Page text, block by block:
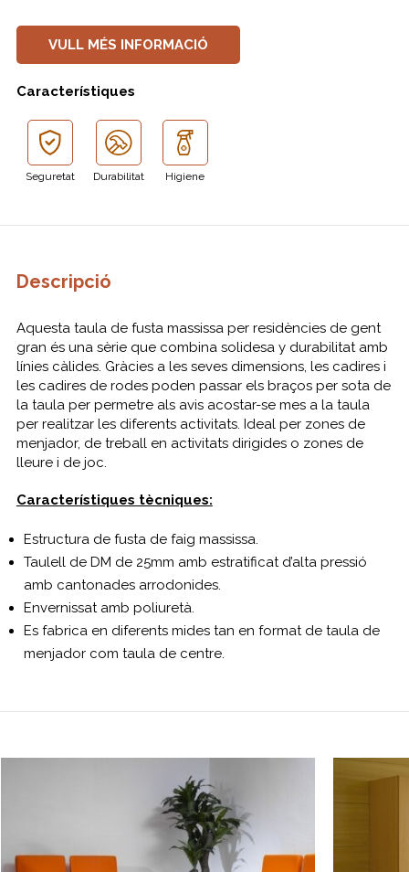
VULL MÉS INFORMACIÓ
Característiques
Seguretat Durabilitat Higiene
Descripció
Aquesta taula de fusta massissa per residències de gent
gran és una sèrie que combina solidesa y durabilitat amb
línies càlides. Gràcies a les seves dimensions, les cadires i
les cadires de rodes poden passar els braços per sota de
la taula per permetre als avis acostar-se mes a la taula
per realitzar les diferents activitats. Ideal per zones de
menjador, de treball en activitats dirigides o zones de
lleure i de joc.
Característiques tècniques:
Estructura de fusta de faig massissa.
Taulell de DM de 25mm amb estratificat d’alta pressió
amb cantonades arrodonides.
Envernissat amb poliuretà.
Es fabrica en diferents mides tan en format de taula de
menjador com taula de centre.